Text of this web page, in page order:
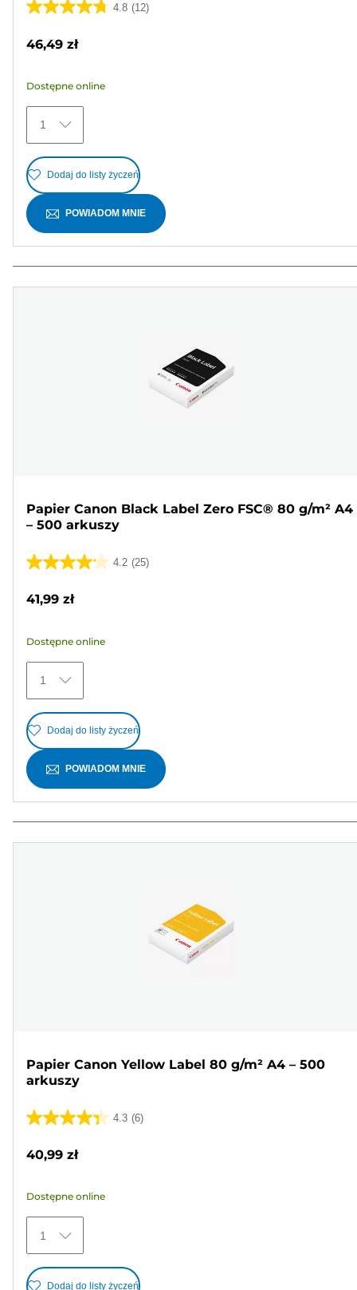
4.8 (12)
4.8
5
12
Recenzji
46,49 zł
Dostępne online
1
Dodaj do listy życzeń
POWIADOM MNIE
Papier Canon Black Label Zero FSC® 80 g/m² A4
– 500 arkuszy
4.2 (25)
4.2
25
Recenzji
41,99 zł
Dostępne online
1
Dodaj do listy życzeń
POWIADOM MNIE
Papier Canon Yellow Label 80 g/m² A4 – 500
arkuszy
4.3 (6)
4.3
5
6
Recenzji
40,99 zł
Dostępne online
1
Dodaj do listy życzeń